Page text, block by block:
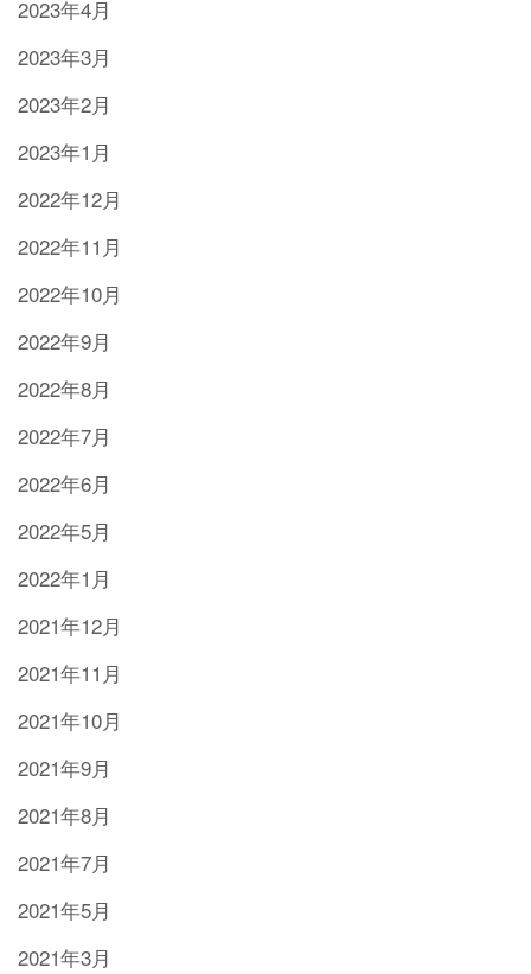
2023年4月
2023年3月
2023年2月
2023年1月
2022年12月
2022年11月
2022年10月
2022年9月
2022年8月
2022年7月
2022年6月
2022年5月
2022年1月
2021年12月
2021年11月
2021年10月
2021年9月
2021年8月
2021年7月
2021年5月
2021年3月